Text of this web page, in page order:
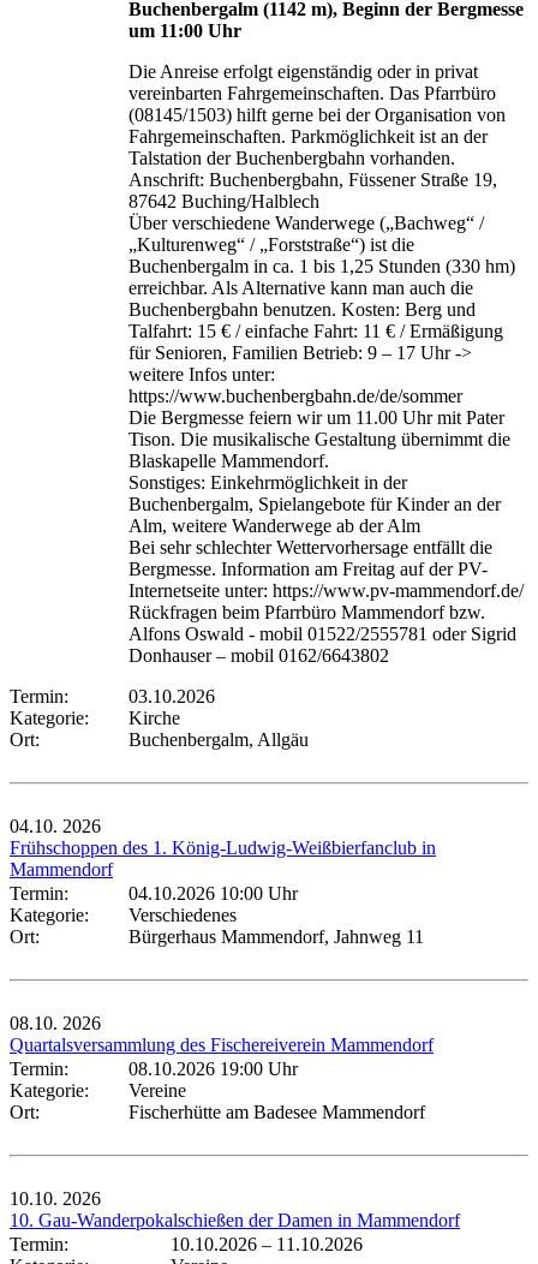
Buchenbergalm (1142 m), Beginn der Bergmesse
um 11:00 Uhr
Die Anreise erfolgt eigenständig oder in privat
vereinbarten Fahrgemeinschaften. Das Pfarrbüro
(08145/1503) hilft gerne bei der Organisation von
Fahrgemeinschaften. Parkmöglichkeit ist an der
Talstation der Buchenbergbahn vorhanden.
Anschrift: Buchenbergbahn, Füssener Straße 19,
87642 Buching/Halblech
Über verschiedene Wanderwege („Bachweg“ /
„Kulturenweg“ / „Forststraße“) ist die
Buchenbergalm in ca. 1 bis 1,25 Stunden (330 hm)
erreichbar. Als Alternative kann man auch die
Buchenbergbahn benutzen. Kosten: Berg und
Talfahrt: 15 € / einfache Fahrt: 11 € / Ermäßigung
für Senioren, Familien Betrieb: 9 – 17 Uhr ->
weitere Infos unter:
https://www.buchenbergbahn.de/de/sommer
Die Bergmesse feiern wir um 11.00 Uhr mit Pater
Tison. Die musikalische Gestaltung übernimmt die
Blaskapelle Mammendorf.
Sonstiges: Einkehrmöglichkeit in der
Buchenbergalm, Spielangebote für Kinder an der
Alm, weitere Wanderwege ab der Alm
Bei sehr schlechter Wettervorhersage entfällt die
Bergmesse. Information am Freitag auf der PV-
Internetseite unter: https://www.pv-mammendorf.de/
Rückfragen beim Pfarrbüro Mammendorf bzw.
Alfons Oswald - mobil 01522/2555781 oder Sigrid
Donhauser – mobil 0162/6643802
Termin:
03.10.2026
Kategorie:
Kirche
Ort:
Buchenbergalm, Allgäu
04.10. 2026
Frühschoppen des 1. König-Ludwig-Weißbierfanclub in
Mammendorf
Termin:
04.10.2026 10:00 Uhr
Kategorie:
Verschiedenes
Ort:
Bürgerhaus Mammendorf, Jahnweg 11
08.10. 2026
Quartalsversammlung des Fischereiverein Mammendorf
Termin:
08.10.2026 19:00 Uhr
Kategorie:
Vereine
Ort:
Fischerhütte am Badesee Mammendorf
10.10. 2026
10. Gau-Wanderpokalschießen der Damen in Mammendorf
Termin:
10.10.2026 – 11.10.2026